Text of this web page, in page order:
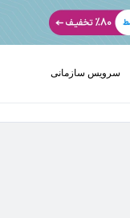
سرویس سازمانی